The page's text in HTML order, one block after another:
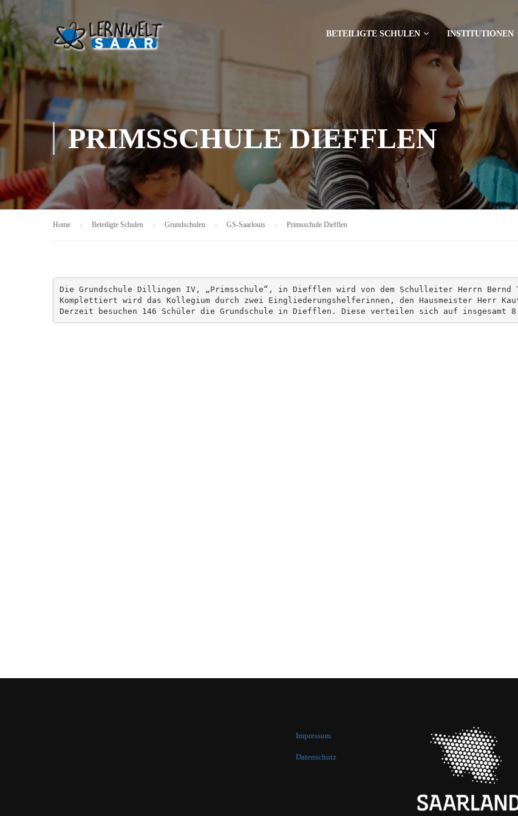
BETEILIGTE SCHULEN INSTITUTIONEN
PRIMSSCHULE DIEFFLEN
Home Beteiligte Schulen Grundschulen GS-Saarlouis Primsschule Diefflen
Die Grundschule Dillingen IV, „Primsschule“, in Diefflen wird von dem Schulleiter Herrn
Komplettiert wird das Kollegium durch zwei Eingliederungshelferinnen, den Hausmeister Herr
Derzeit besuchen 146 Schüler die Grundschule in Diefflen. Diese verteilen sich auf insgesamt
Impressum
Datenschutz